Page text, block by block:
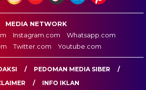
MEDIA NETWORK
Instagram.com
Whatsapp.com
Twitter.com Youtube.com
PEDOMAN MEDIA SIBER
INFO IKLAN